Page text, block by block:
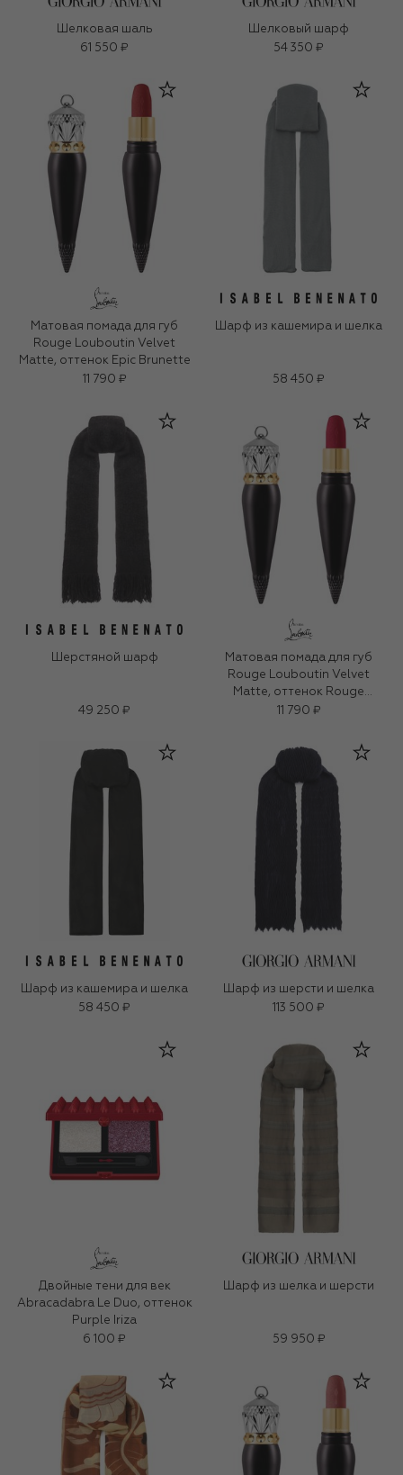
Шелковая шаль
61 550 ₽
Шелковый шарф
54 350 ₽
Матовая помада для губ
Rouge Louboutin Velvet
Matte, оттенок Epic Brunette
11 790 ₽
Шарф из кашемира и шелка
58 450 ₽
Шерстяной шарф
49 250 ₽
Матовая помада для губ
Rouge Louboutin Velvet
Matte, оттенок Rouge
Louboutin
11 790 ₽
Шарф из кашемира и шелка
58 450 ₽
Шарф из шерсти и шелка
113 500 ₽
Двойные тени для век
Abracadabra Le Duo, оттенок
Purple Iriza
6 100 ₽
Шарф из шелка и шерсти
59 950 ₽